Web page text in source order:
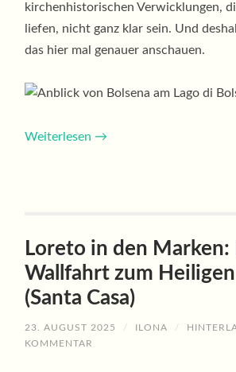
kirchenhistorischen Verwicklungen,
liefen, nicht ganz klar sein. Und
das hier mal genauer anschauen.
Weiterlesen →
Loreto in den Marken:
Wallfahrt zum
(Santa Casa)
23. AUGUST 2025 / ILONA /
KOMMENTAR